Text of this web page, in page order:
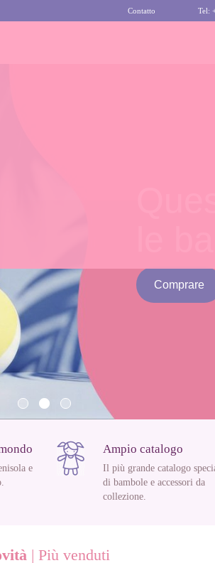
Contatto Tel:
Comprare
e
Ampio catalogo
Il più grande catalogo
di bambole e accessori da
collezione.
| Più venduti